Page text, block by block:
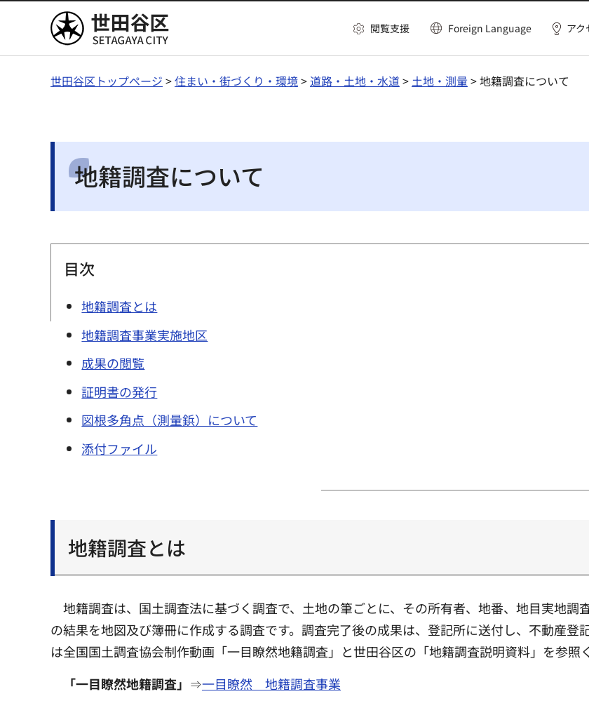
世田谷区 閲覧支援 Foreign Language ア
世田谷区トップページ >住まい・街づくり・環境>道路・土地・水道 > 土地・測量 > 地籍調査について
地籍調査について
目次
地籍調査とは
地籍調査事業実施地区
成果の閲覧
証明書の発行
図根多角点（測量鋲）について
添付ファイル
地籍調査とは
地籍調査は、国土調査法に基づく調査で、土地の筆ごとに、その所有者、地番、地目実地
の結果を地図及び簿冊に作成する調査です。調査完了後の成果は、登記所に送付し、不動産
は全国国土調査協会制作動画「一目瞭然地籍調査」と世田谷区の「地籍調査説明資料」を参照
「一目瞭然地籍調査」 ⇒一目瞭然 地籍調査事業